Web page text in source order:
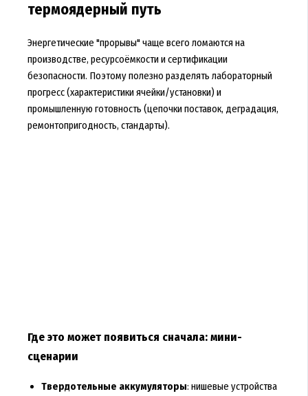
термоядерный путь
Энергетические "прорывы" чаще всего ломаются на
производстве, ресурсоёмкости и сертификации
безопасности. Поэтому полезно разделять лабораторный
прогресс (характеристики ячейки/установки) и
промышленную готовность (цепочки поставок, деградация,
ремонтопригодность, стандарты).
Где это может появиться сначала: мини-
сценарии
Твердотельные аккумуляторы: нишевые устройства